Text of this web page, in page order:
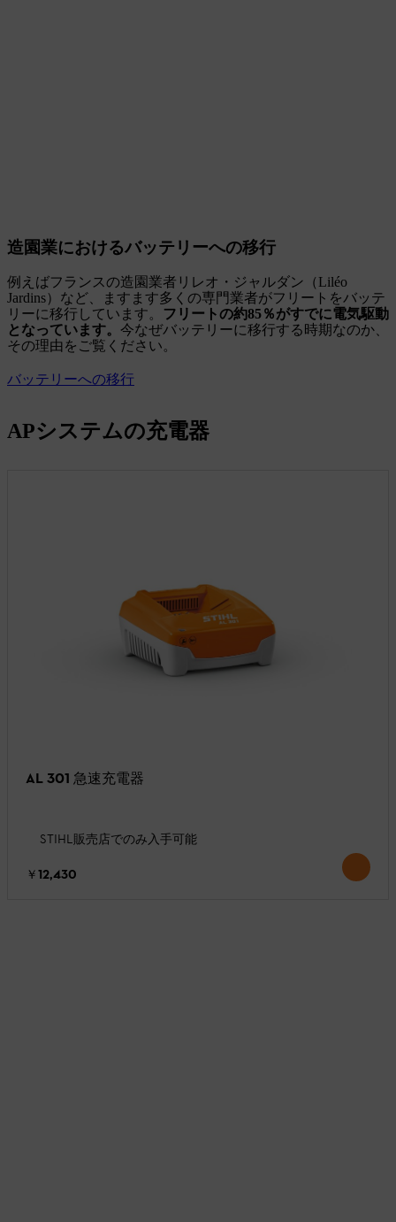
造園業におけるバッテリーへの移行
例えばフランスの造園業者リレオ・ジャルダン（Liléo
Jardins）など、ますます多くの専門業者がフリートをバッテ
リーに移行しています。
フリートの約85％がすでに電気駆動
となっています。 今なぜバッテリーに移行する時期なのか、
その理由をご覧ください。
バッテリーへの移行
APシステムの充電器
AL 301 急速充電器
STIHL販売店でのみ入手可能
￥12,430